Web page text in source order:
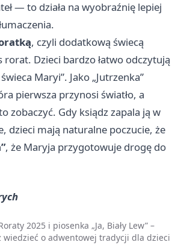
— to działa na wyobraźnię lepiej
, czyli dodatkową świecą
rorat. Dzieci bardzo łatwo odczytują
Maryi”. Jako „Jutrzenka”
pierwsza przynosi światło, a
zobaczyć. Gdy ksiądz zapala ją w
dzieci mają naturalne poczucie, że
, że Maryja przygotowuje drogę do
2025 i piosenka „Ja, Biały Lew” –
wiedzieć o adwentowej tradycji dla dzieci